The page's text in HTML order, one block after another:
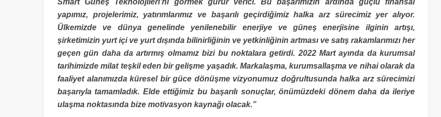
Smart Güneş Teknolojileri’ni görmek gurur verici. Bu başarımızın ardında güçlü finansal
yapımız, projelerimiz, yatırımlarımız ve başarılı geçirdiğimiz halka arz sürecimiz yer alıyor.
Ülkemizde ve dünya genelinde yenilenebilir enerjiye ve güneş enerjisine ilginin artışı,
şirketimizin yurt içi ve yurt dışında bilinirliğinin ve yetkinliğinin artması ve satış rakamlarımızı her
geçen gün daha da artırmış olmamız bizi bu noktalara getirdi. 2022 Mart ayında da kurumsal
tarihimizde milat teşkil eden bir gelişme yaşadık. Markalaşma, kurumsallaşma ve nihai olarak da
faaliyet alanımızda küresel bir güce dönüşme vizyonumuz doğrultusunda halka arz sürecimizi
başarıyla tamamladık. Elde ettiğimiz bu başarılı sonuçlar, önümüzdeki dönem daha da ileriye
ulaşma noktasında bize motivasyon kaynağı olacak.”